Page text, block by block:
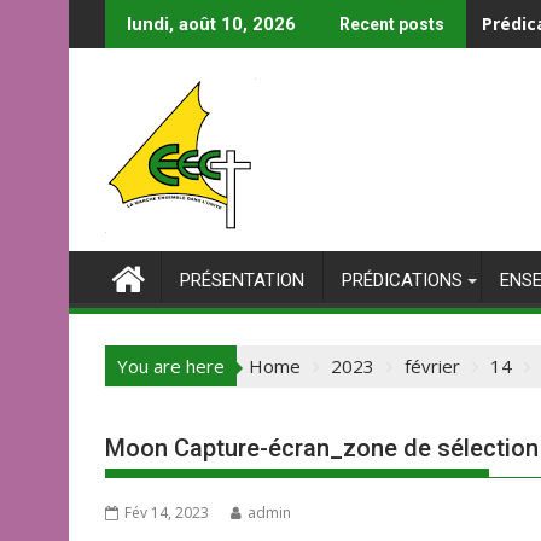
to
lundi, août 10, 2026 Recent posts
PRÉSENTATION PRÉDICATIONS
You are here Home 2023 février 14
Moon Capture-écran_zone de
Fév 14, 2023 admin